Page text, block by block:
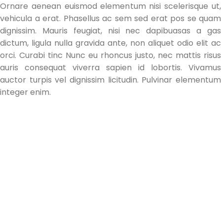
Ornare aenean euismod elementum nisi scelerisque ut,
vehicula a erat. Phasellus ac sem sed erat pos se quam
dignissim. Mauris feugiat, nisi nec dapibuasas a gas
dictum, ligula nulla gravida ante, non aliquet odio elit ac
orci. Curabi tinc Nunc eu rhoncus justo, nec mattis risus
auris consequat viverra sapien id lobortis. Vivamus
auctor turpis vel dignissim licitudin. Pulvinar elementum
integer enim.